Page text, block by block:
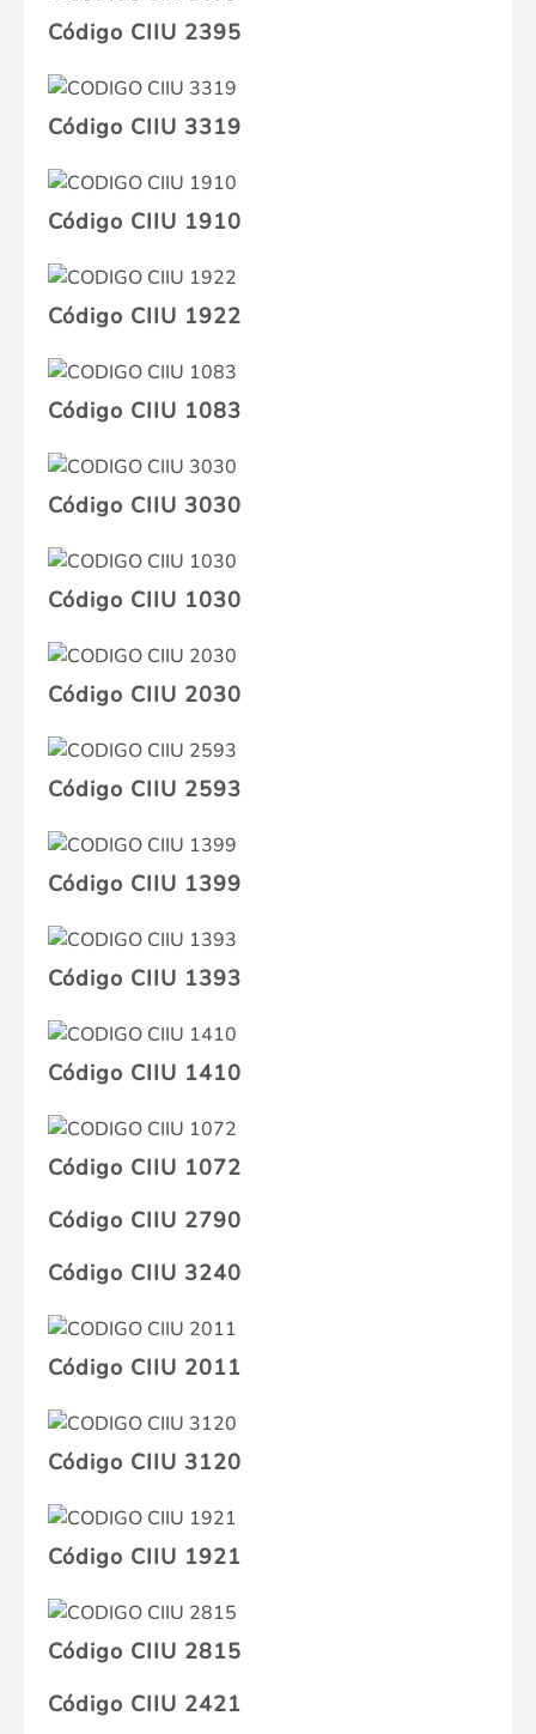
Código CIIU 2395
Código CIIU 3319
Código CIIU 1910
Código CIIU 1922
Código CIIU 1083
Código CIIU 3030
Código CIIU 1030
Código CIIU 2030
Código CIIU 2593
Código CIIU 1399
Código CIIU 1393
Código CIIU 1410
Código CIIU 1072
Código CIIU 2790
Código CIIU 3240
Código CIIU 2011
Código CIIU 3120
Código CIIU 1921
Código CIIU 2815
Código CIIU 2421